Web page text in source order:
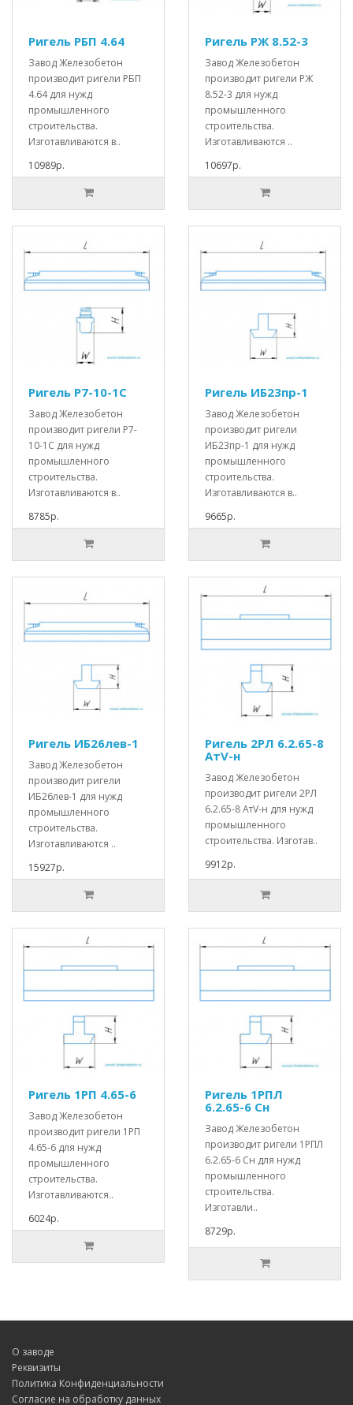
Ригель РБП 4.64
Завод Железобетон
производит ригели РБП
4.64 для нужд
промышленного
строительства.
Изготавливаются в..
10989р.
Ригель РЖ 8.52-3
Завод Железобетон
производит ригели РЖ
8.52-3 для нужд
промышленного
строительства.
Изготавливаются ..
10697р.
Ригель Р7-10-1С
Завод Железобетон
производит ригели Р7-
10-1С для нужд
промышленного
строительства.
Изготавливаются в..
8785р.
Ригель ИБ23пр-1
Завод Железобетон
производит ригели
ИБ23пр-1 для нужд
промышленного
строительства.
Изготавливаются в..
9665р.
Ригель ИБ26лев-1
Завод Железобетон
производит ригели
ИБ26лев-1 для нужд
промышленного
строительства.
Изготавливаются ..
15927р.
Ригель 2РЛ 6.2.65-8
АтV-н
Завод Железобетон
производит ригели 2РЛ
6.2.65-8 АтV-н для нужд
промышленного
строительства. Изготав..
9912р.
Ригель 1РП 4.65-6
Завод Железобетон
производит ригели 1РП
4.65-6 для нужд
промышленного
строительства.
Изготавливаются..
6024р.
Ригель 1РПЛ
6.2.65-6 Сн
Завод Железобетон
производит ригели 1РПЛ
6.2.65-6 Сн для нужд
промышленного
строительства.
Изготавли..
8729р.
О заводе
Реквизиты
Политика Конфиденциальности
Согласие на обработку данных